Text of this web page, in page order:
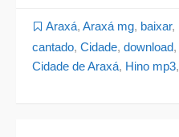
Araxá, Araxá mg, baixar,
cantado, Cidade, download,
Cidade de Araxá, Hino mp3,